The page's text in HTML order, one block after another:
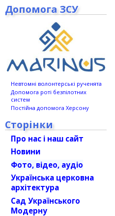
Допомога ЗСУ
Невтомні волонтерські рученята
Допомога роті безпілотних
систем
Постійна допомога Херсону
Сторінки
Про нас і наш сайт
Новини
Фото, відео, аудіо
Українська церковна
архітектура
Сад Українського
Модерну